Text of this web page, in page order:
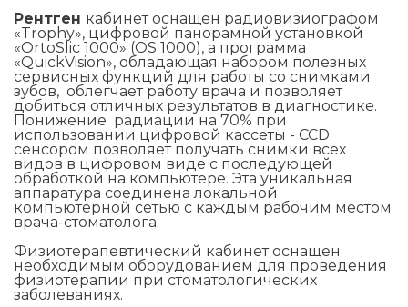
Рентген кабинет оснащен радиовизиографом
«Trophy», цифровой панорамной установкой
«OrtoSlic 1000» (ОS 1000), а программа
«QuickVision», обладающая набором полезных
сервисных функций для работы со снимками
зубов, облегчает работу врача и позволяет
добиться отличных результатов в диагностике.
Понижение радиации на 70% при
использовании цифровой кассеты - ССD
сенсором позволяет получать снимки всех
видов в цифровом виде с последующей
обработкой на компьютере. Эта уникальная
аппаратура соединена локальной
компьютерной сетью с каждым рабочим местом
врача-стоматолога.
Физиотерапевтический кабинет оснащен
необходимым оборудованием для проведения
физиотерапии при стоматологических
заболеваниях.